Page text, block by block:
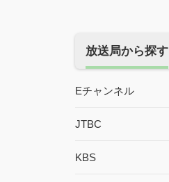
放送局から探す
Eチャンネル
JTBC
KBS